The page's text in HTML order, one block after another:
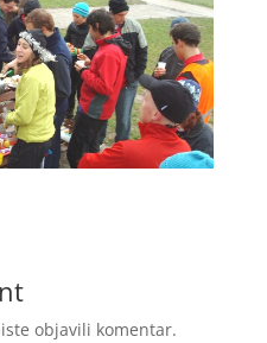
objavili komentar.